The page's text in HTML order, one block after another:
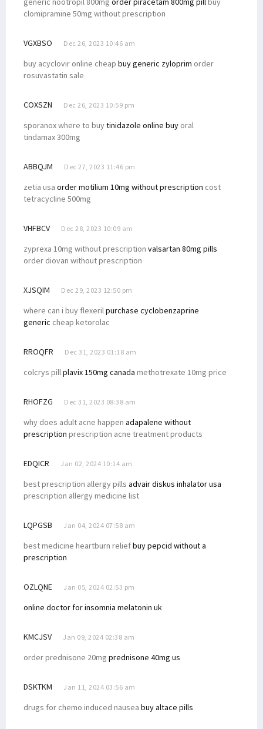
clomipramine 50mg without prescription
VGXBSO Dec 26, 2023 10:46 am
buy acyclovir online cheap buy generic zyloprim order
rosuvastatin sale
COXSZN Dec 26, 2023 10:59 pm
sporanox where to buytinidazole online buy oral
tindamax 300mg
ABBQJM Dec 27, 2023 11:46 pm
zetia usa order motilium 10mg without prescription cost
tetracycline 500mg
VHFBCV Dec 28, 2023 10:09 am
zyprexa 10mg without prescription valsartan 80mg pills
order diovan without prescription
XJSQIM Dec 29, 2023 12:50 pm
where can i buy flexerilpurchase cyclobenzaprine
generic cheap ketorolac
RROQFR Dec 31, 2023 01:18 am
colcrys pillplavix 150mg canada methotrexate 10mg price
RHOFZG Dec 31, 2023 08:38 am
why does adult acne happen adapalene without
prescription prescription acne treatment products
EDQICR Jan 02, 2024 10:14 am
best prescription allergy pills advair diskus inhalator usa
prescription allergy medicine list
LQPGSB Jan 04, 2024 07:58 am
best medicine heartburn reliefbuy pepcid without a
prescription
OZLQNE Jan 05, 2024 02:53 pm
online doctor for insomnia melatonin uk
KMCJSV Jan 09, 2024 02:38 am
order prednisone 20mg prednisone 40mg us
DSKTKM Jan 11, 2024 03:56 am
drugs for chemo induced nausea buy altace pills